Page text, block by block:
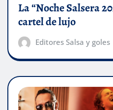
La “Noche Salsera
cartel de lujo
Editores Salsa y goles